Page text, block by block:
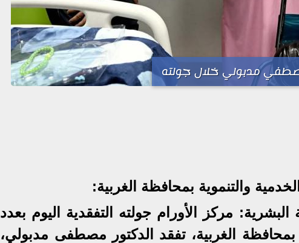
مدبولي خلال جولته
والتنموية بمحافظة الغربية:
مركز الأورام جولته التفقدية اليوم بعدد
الغربية، تفقد الدكتور مصطفى مدبولي،